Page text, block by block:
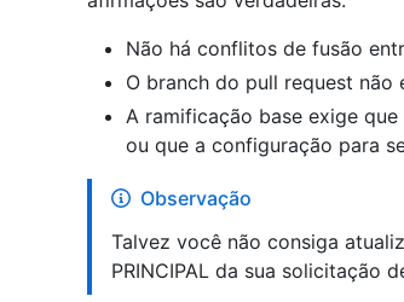
Não há conflitos de fusão
O branch do pull request
A ramificação base exige
ou que a configuração para
Observação
Talvez você não consiga
PRINCIPAL da sua solicitação